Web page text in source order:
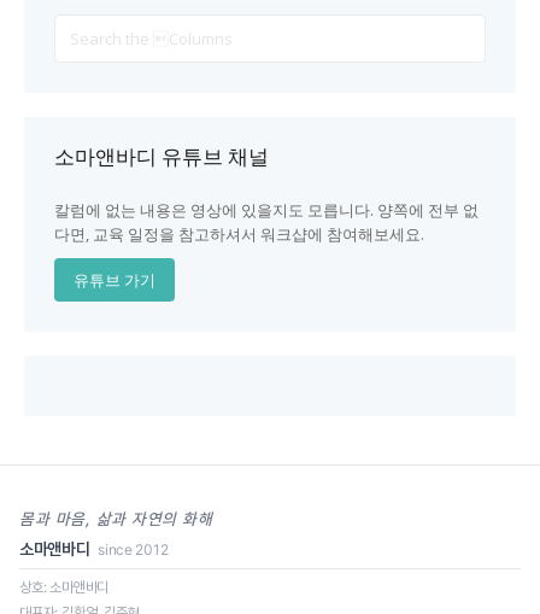
For
소마앤바디 유튜브 채널
칼럼에 없는 내용은 영상에 있을지도 모릅니다. 양쪽에 전부 없
다면, 교육 일정을 참고하셔서 워크샵에 참여해보세요.
유튜브 가기
몸과 마음, 삶과 자연의 화해
소마앤바디 since 2012
상호: 소마앤바디